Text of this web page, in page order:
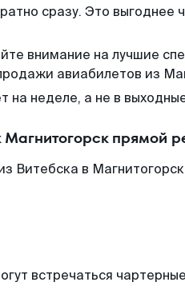
сразу. Это выгоднее
внимание на лучшие
авиабилетов из
на неделе, а не в
Магнитогорск прямой
Витебска в
встречаться